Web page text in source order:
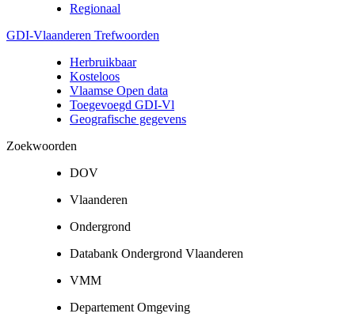
Regionaal
GDI-Vlaanderen Trefwoorden
Herbruikbaar
Kosteloos
Vlaamse Open data
Toegevoegd GDI-Vl
Geografische gegevens
Zoekwoorden
DOV
Vlaanderen
Ondergrond
Databank Ondergrond Vlaanderen
VMM
Departement Omgeving